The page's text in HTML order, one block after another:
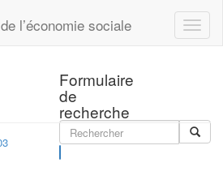
l’économie sociale
Toggle
Formulaire
de
recherche